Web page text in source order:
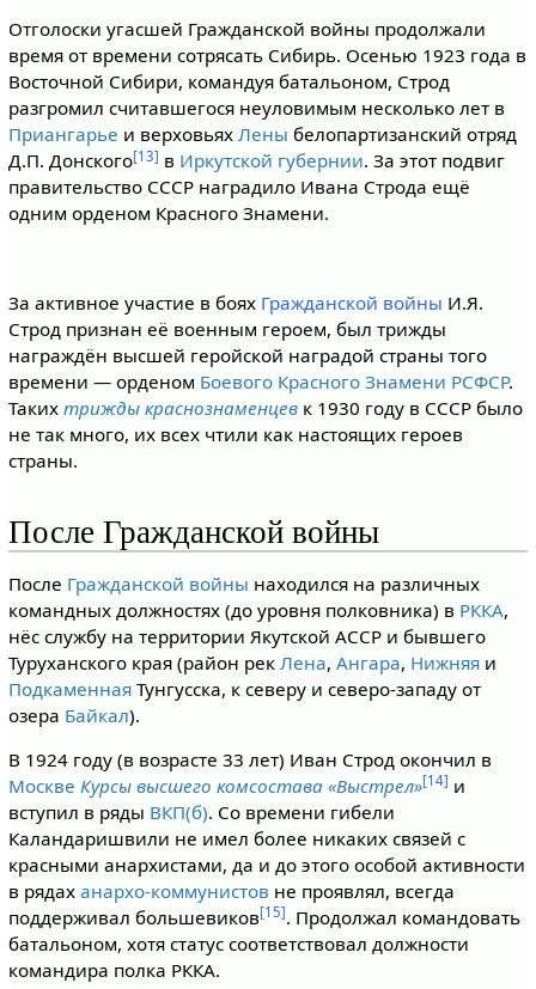
Отголоски угасшей Гражданской войны продолжали
время от времени сотрясать Сибирь. Осенью 1923 года в
Восточной Сибири, командуя батальоном, Строд
разгромил считавшегося неуловимым несколько лет в
Приангарье и верховьях Лены белопартизанский отряд
Д.П. Донского[13] в Иркутской губернии. За этот подвиг
правительство СССР наградило Ивана Строда ещё
одним орденом Красного Знамени.
За активное участие в боях Гражданской войны И.Я.
Строд признан её военным героем, был трижды
награждён высшей геройской наградой страны того
времени — орденом Боевого Красного Знамени РСФСР.
Таких трижды краснознаменцевк 1930 году в СССР было
не так много, их всех чтили как настоящих героев
страны.
После Гражданской войны
После Гражданской войны находился на различных
командных должностях (до уровня полковника) в РККА,
нёс службу на территории Якутской АССР и бывшего
Туруханского края (район рек Лена, Ангара, Нижняяи
ПодкаменнаяТунгусска, к северу и северо-западу от
озера Байкал).
В 1924 году (в возрасте 33 лет) Иван Строд окончил в
Москве Курсы высшего комсостава «Выстрел»[14] и
вступил в ряды ВКП(б). Со времени гибели
Каландаришвили не имел более никаких связей с
красными анархистами, да и до этого особой активности
в рядах анархо-коммунистов не проявлял, всегда
поддерживал большевиков[15]. Продолжал командовать
батальоном, хотя статус соответствовал должности
командира полка РККА.